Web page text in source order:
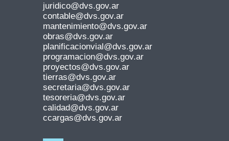
juridico@dvs.gov.ar
contable@dvs.gov.ar
mantenimiento@dvs.gov.ar
obras@dvs.gov.ar
planificacionvial@dvs.gov.ar
programacion@dvs.gov.ar
proyectos@dvs.gov.ar
tierras@dvs.gov.ar
secretaria@dvs.gov.ar
tesoreria@dvs.gov.ar
calidad@dvs.gov.ar
ccargas@dvs.gov.ar